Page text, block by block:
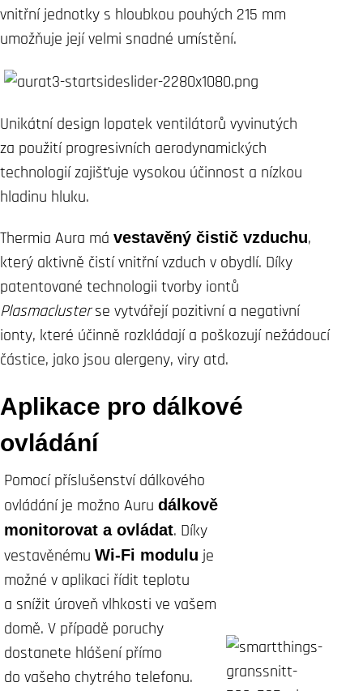
vnitřní jednotky s hloubkou pouhých 215 mm
umožňuje její velmi snadné umístění.
Unikátní design lopatek ventilátorů vyvinutých
za použití progresivních aerodynamických
technologií zajišťuje vysokou účinnost a nízkou
hladinu hluku.
Thermia Aura má vestavěný čistič vzduchu,
který aktivně čistí vnitřní vzduch v obydlí. Díky
patentované technologii tvorby iontů
Plasmaclusterse vytvářejí pozitivní a negativní
ionty, které účinně rozkládají a poškozují nežádoucí
částice, jako jsou alergeny, viry atd.
Aplikace pro dálkové
ovládání
Pomocí příslušenství dálkového
ovládání je možno Auru dálkově
monitorovat a ovládat. Díky
vestavěnému Wi-Fi modulu je
možné v aplikaci řídit teplotu
a snížit úroveň vlhkosti ve vašem
domě. V případě poruchy
dostanete hlášení přímo
do vašeho chytrého telefonu.